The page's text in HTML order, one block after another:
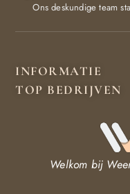
Ons deskundige team
INFORMATIE
TOP BEDRIJVEN
Welkom bij